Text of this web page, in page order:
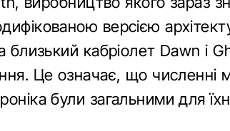
версією
кабріолет Dawn і
Це означає, що численні
були загальними для